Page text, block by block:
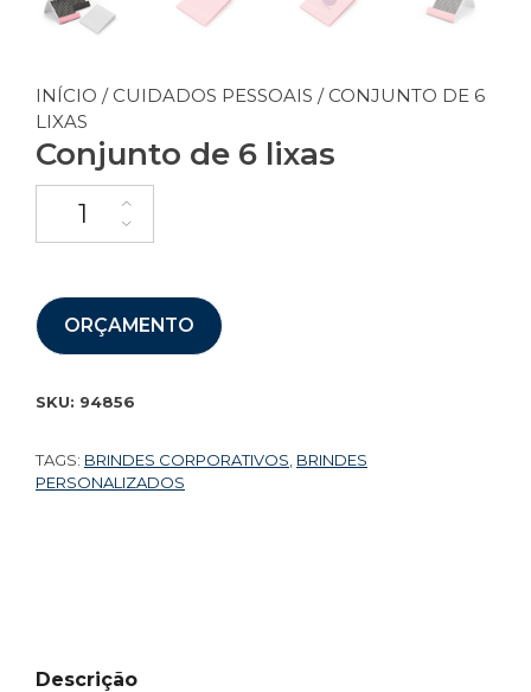
INÍCIO / CUIDADOS PESSOAIS / CONJUNTO DE 6
LIXAS
Conjunto de 6 lixas
ORÇAMENTO
SKU: 94856
TAGS: BRINDES CORPORATIVOS BRINDES
PERSONALIZADOS
Descrição